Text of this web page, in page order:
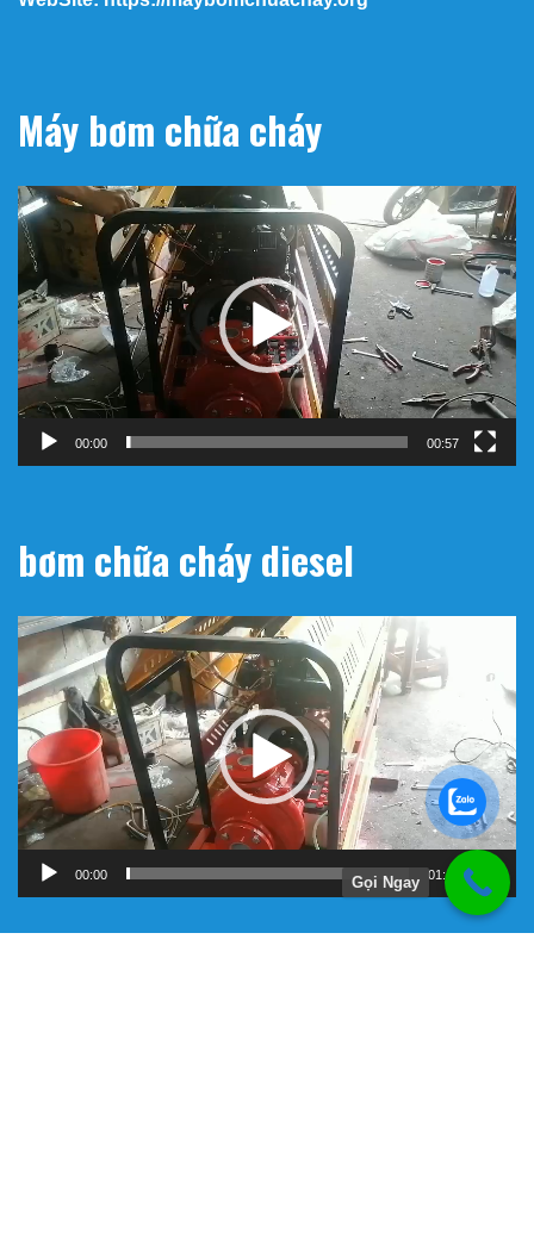
Máy bơm chữa cháy
Trình
chơi
Video
00:00 00:57
bơm chữa cháy diesel
Trình
chơi
Video
00:00 01:11
Gọi Ngay